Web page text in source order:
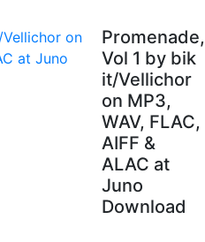
Promenade,
Vol 1 by bik
it/Vellichor
on MP3,
WAV, FLAC,
AIFF &
ALAC at
Juno
Download